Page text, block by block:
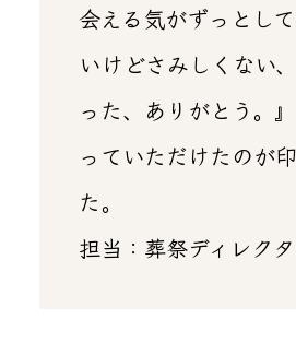
会える気がずっとし
いけどさみしくない
った、ありがとう。
っていただけたのが
た。
担当：葬祭ディレク